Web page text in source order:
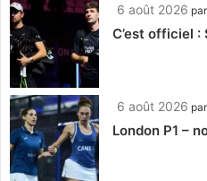
6 août 2026 par
C’est officiel
6 août 2026 par
London P1 –